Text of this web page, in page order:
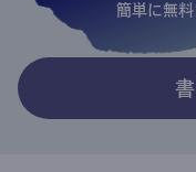
簡単に無